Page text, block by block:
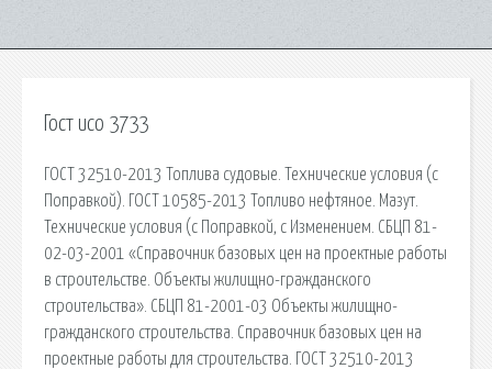
Гост исо 3733
ГОСТ 32510-2013 Топлива судовые. Технические условия (с
Поправкой). ГОСТ 10585-2013 Топливо нефтяное. Мазут.
Технические условия (с Поправкой, с Изменением. СБЦП 81-
02-03-2001 «Справочник базовых цен на проектные работы
в строительстве. Объекты жилищно-гражданского
строительства». СБЦП 81-2001-03 Объекты жилищно-
гражданского строительства. Справочник базовых цен на
проектные работы для строительства. ГОСТ 32510-2013